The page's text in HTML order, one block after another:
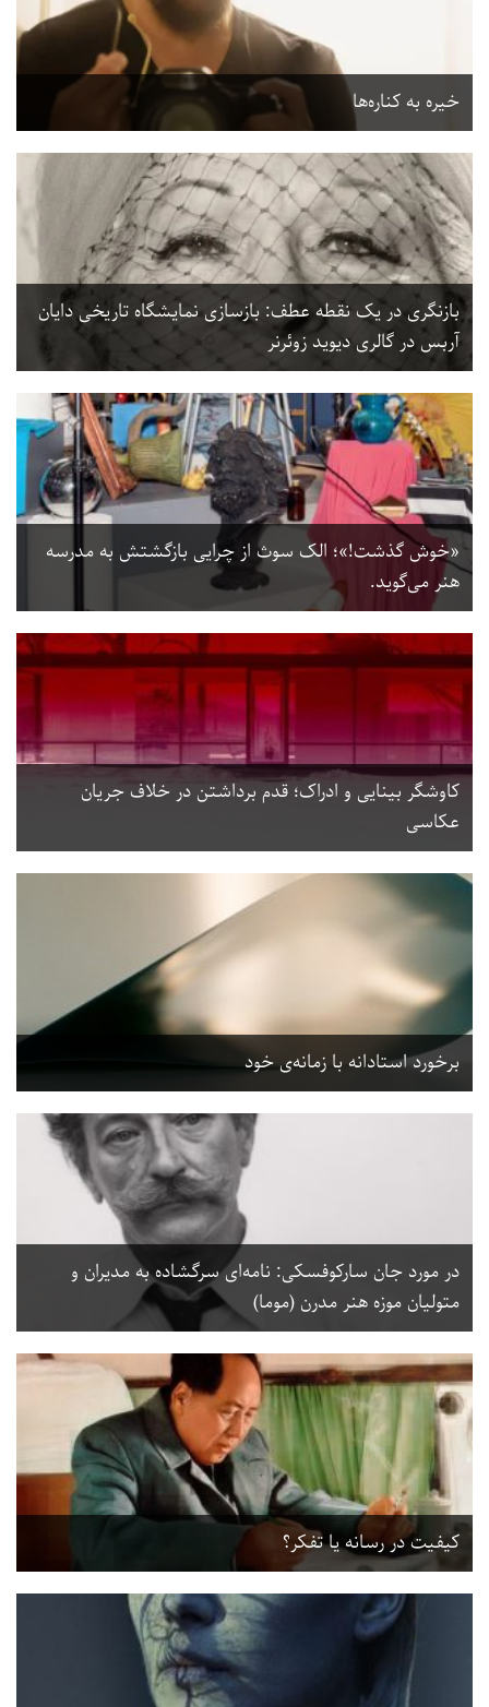
خیره به کناره‌ها
بازنگری در یک نقطه عطف: بازسازی نمایشگاه تاریخی دایان
آربس در گالری دیوید زوئرنر
«خوش گذشت!»؛ الک سوث از چرایی بازگشتش به مدرسه
هنر می‌گوید.
کاوشگر بینایی و ادراک؛ قدم برداشتن در خلاف جریان
عکاسی
برخورد استادانه با زمانه‌ی خود
در مورد جان سارکوفسکی: نامه‌ای سرگشاده به مدیران و
متولیان موزه هنر مدرن (موما)
کیفیت در رسانه یا تفکر؟